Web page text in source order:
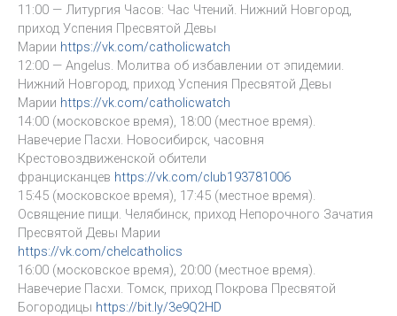
11:00 — Литургия Часов: Час Чтений. Нижний Новгород,
приход Успения Пресвятой Девы
Марии https://vk.com/catholicwatch
12:00 — Angelus. Молитва об избавлении от эпидемии.
Нижний Новгород, приход Успения Пресвятой Девы
Марии https://vk.com/catholicwatch
14:00 (московское время), 18:00 (местное время).
Навечерие Пасхи. Новосибирск, часовня
Крестовоздвиженской обители
францисканцев https://vk.com/club193781006
15:45 (московское время), 17:45 (местное время).
Освящение пищи. Челябинск, приход Непорочного Зачатия
Пресвятой Девы Марии
https://vk.com/chelcatholics
16:00 (московское время), 20:00 (местное время).
Навечерие Пасхи. Томск, приход Покрова Пресвятой
Богородицы https://bit.ly/3e9Q2HD